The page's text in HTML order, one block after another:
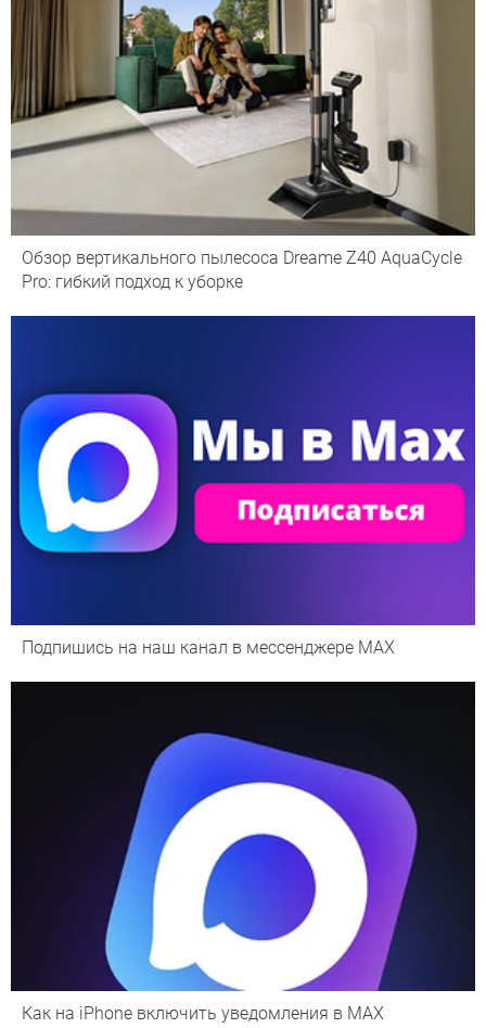
Обзор вертикального пылесоса Dreame Z40 AquaCycle
Pro: гибкий подход к уборке
Подпишись на наш канал в мессенджере МАХ
Как на iPhone включить уведомления в MAX